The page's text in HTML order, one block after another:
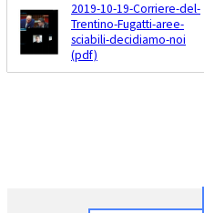
2019-10-19-Corriere-del-
Trentino-Fugatti-aree-
sciabili-decidiamo-noi
(pdf)